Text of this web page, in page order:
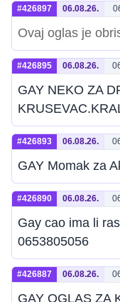
#426897 06.08.26.
Ovaj oglas je
#426895 06.08.26.
GAY NEKO ZA
#426893 06.08.26.
GAY Momak za
#426890 06.08.26.
Gay cao ima li
0653805056
#426887 06.08.26.
GAY OGLAS ZA